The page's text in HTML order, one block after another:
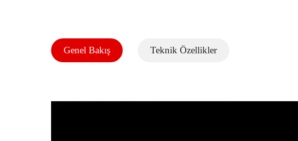
Genel Bakış Teknik Özellikler